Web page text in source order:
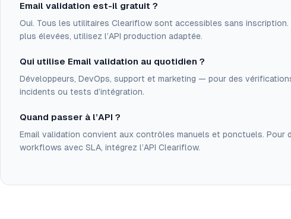
Email validation est-il gratuit ?
Oui. Tous les utilitaires Cleariflow sont accessibles sans inscription.
plus élevées, utilisez l’API production adaptée.
Qui utilise Email validation au quotidien ?
Développeurs, DevOps, support et marketing — pour des
incidents ou tests d’intégration.
Quand passer à l’API ?
Email validation convient aux contrôles manuels et ponctuels. Pour
workflows avec SLA, intégrez l’API Cleariflow.